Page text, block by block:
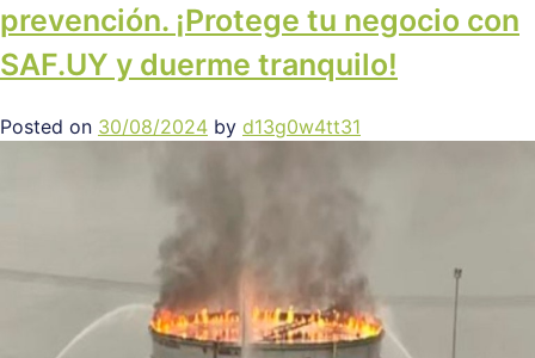
prevención. ¡Protege tu negocio con
SAF.UY y duerme tranquilo!
Posted on 30/08/2024 by d13g0w4tt31